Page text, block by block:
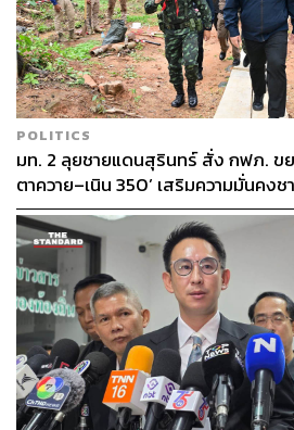
POLITICS
มท. 2 ลุยชายแดนสุรินทร์ สั่ง กฟภ. ขย
ตาควาย–เนิน 350’ เสริมความมั่นคง